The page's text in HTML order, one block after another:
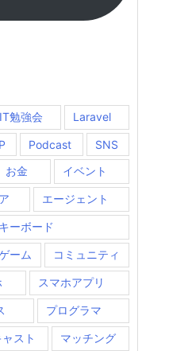
IT勉強会 Laravel
Podcast
SNS
お金 イベント
エージェント
キーボード
ーム コミュニティ
スマホアプリ
プログラマ
スト マッチング